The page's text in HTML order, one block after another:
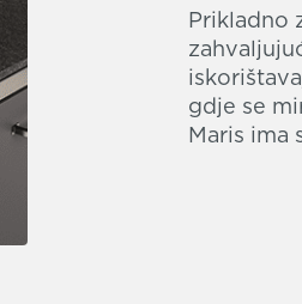
Prikladno
gdje se
Maris ima